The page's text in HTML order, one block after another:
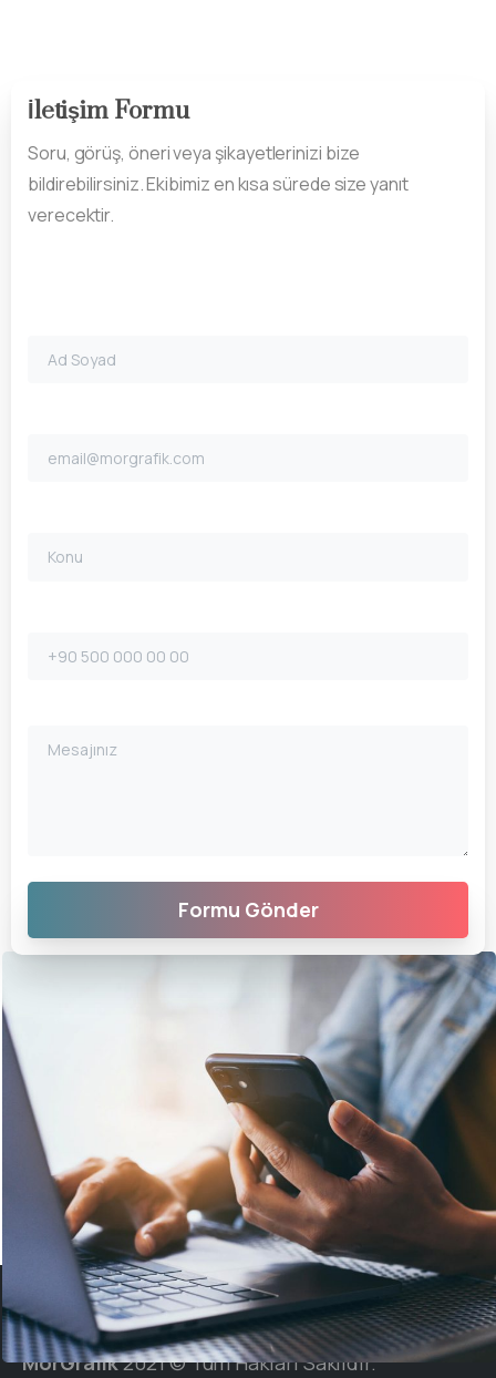
İletişim Formu
Soru, görüş, öneri veya şikayetlerinizi bize
bildirebilirsiniz. Ekibimiz en kısa sürede size yanıt
verecektir.
MorGrafik2021 © Tüm Hakları Saklıdır.